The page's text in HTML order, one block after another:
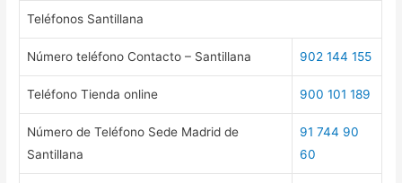
Teléfonos Santillana
Número teléfono Contacto – Santillana 902 144 155
Teléfono Tienda online 900 101 189
Número de Teléfono Sede Madrid de
Santillana
91 744 90
60